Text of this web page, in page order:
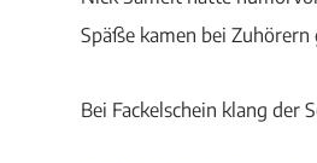
Späße kamen bei Zuhörern
Bei Fackelschein klang der